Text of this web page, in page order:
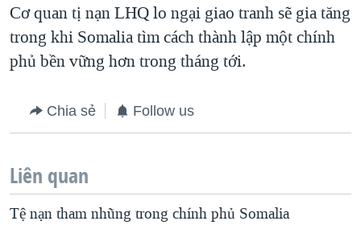
Cơ quan tị nạn LHQ lo ngại giao tranh sẽ gia tăng
trong khi Somalia tìm cách thành lập một chính
phủ bền vững hơn trong tháng tới.
Chia sẻ Follow us
Liên quan
Tệ nạn tham nhũng trong chính phủ Somalia